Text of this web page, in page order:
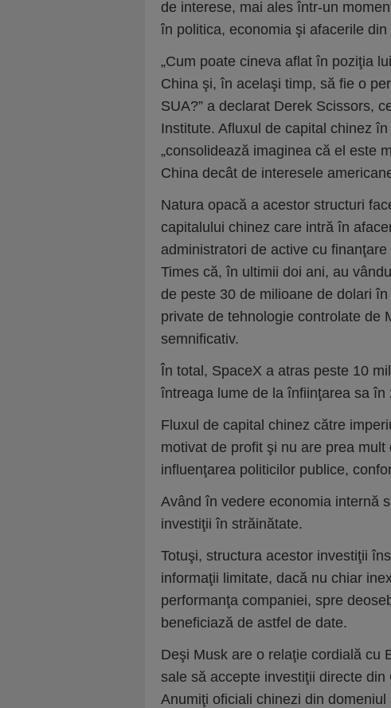
de interese, mai ales într-un
în politica, economia şi afacerile din
„Cum poate cineva aflat în poziţia
China şi, în acelaşi timp, să fie o
SUA?” a declarat Derek Scissors,
Institute. Afluxul de capital chinez
„consolidează imaginea că el este
China decât de interesele
Natura opacă a acestor structuri
capitalului chinez care intră în
administratori de active cu
Times că, în ultimii doi ani, au
de peste 30 de milioane de dolari
private de tehnologie controlate de
semnificativ.
În total, SpaceX a atras peste 10
întreaga lume de la înfiinţarea sa în
Fluxul de capital chinez către
motivat de profit şi nu are prea
influenţarea politicilor publice,
Având în vedere economia internă
investiţii în străinătate.
Totuşi, structura acestor investiţii
informaţii limitate, dacă nu chiar
performanţa companiei, spre
beneficiază de astfel de date.
Deşi Musk are o relaţie cordială cu
sale să accepte investiţii directe
Anumiţi oficiali chinezi din